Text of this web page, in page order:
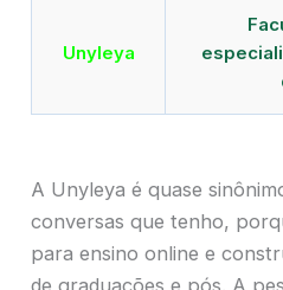
Unyleya
A Unyleya é quase
conversas que tenho,
para ensino online e
de graduações e pós. A